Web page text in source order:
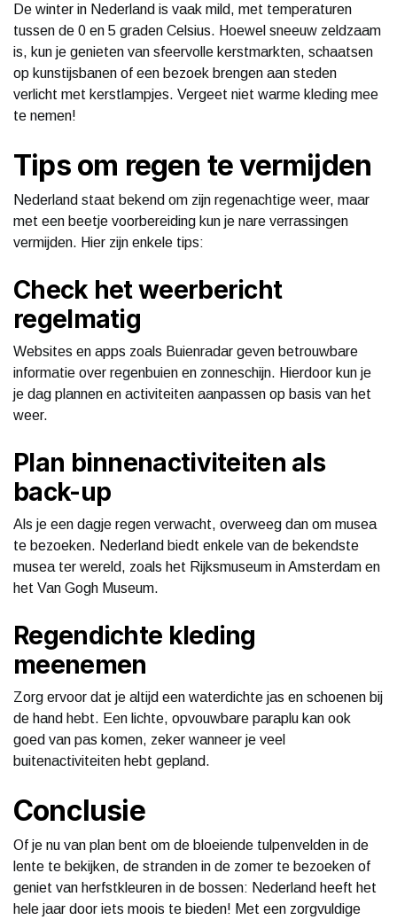
De winter in Nederland is vaak mild, met temperaturen
tussen de 0 en 5 graden Celsius. Hoewel sneeuw zeldzaam
is, kun je genieten van sfeervolle kerstmarkten, schaatsen
op kunstijsbanen of een bezoek brengen aan steden
verlicht met kerstlampjes. Vergeet niet warme kleding mee
te nemen!
Tips om regen te vermijden
Nederland staat bekend om zijn regenachtige weer, maar
met een beetje voorbereiding kun je nare verrassingen
vermijden. Hier zijn enkele tips:
Check het weerbericht
regelmatig
Websites en apps zoals Buienradar geven betrouwbare
informatie over regenbuien en zonneschijn. Hierdoor kun je
je dag plannen en activiteiten aanpassen op basis van het
weer.
Plan binnenactiviteiten als
back-up
Als je een dagje regen verwacht, overweeg dan om musea
te bezoeken. Nederland biedt enkele van de bekendste
musea ter wereld, zoals het Rijksmuseum in Amsterdam en
het Van Gogh Museum.
Regendichte kleding
meenemen
Zorg ervoor dat je altijd een waterdichte jas en schoenen bij
de hand hebt. Een lichte, opvouwbare paraplu kan ook
goed van pas komen, zeker wanneer je veel
buitenactiviteiten hebt gepland.
Conclusie
Of je nu van plan bent om de bloeiende tulpenvelden in de
lente te bekijken, de stranden in de zomer te bezoeken of
geniet van herfstkleuren in de bossen: Nederland heeft het
hele jaar door iets moois te bieden! Met een zorgvuldige